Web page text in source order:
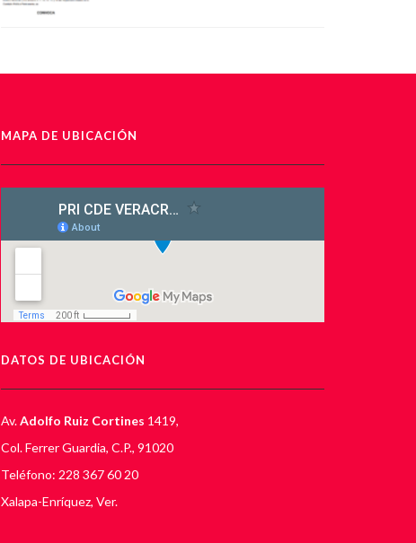
MAPA DE UBICACIÓN
DATOS DE UBICACIÓN
Av.Adolfo Ruiz Cortines 1419,
Col. Ferrer Guardia, C.P., 91020
Teléfono: 228 367 60 20
Xalapa-Enríquez, Ver.